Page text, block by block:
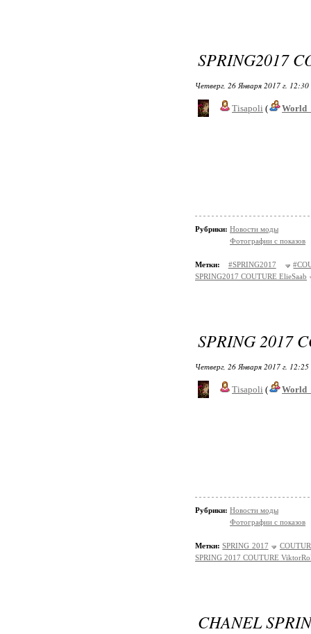
SPRING2017
Четверг, 26 Января 2017 г. 12:30
Tisapoli (
Рубрики: Новости моды
Фотографии с показов
Метки: #SPRING2017
SPRING2017 COUTURE ElieSaab
SPRING 2017
Четверг, 26 Января 2017 г. 12:25
Tisapoli (
Рубрики: Новости моды
Фотографии с показов
Метки: SPRING 2017
SPRING 2017 COUTURE
CHANEL